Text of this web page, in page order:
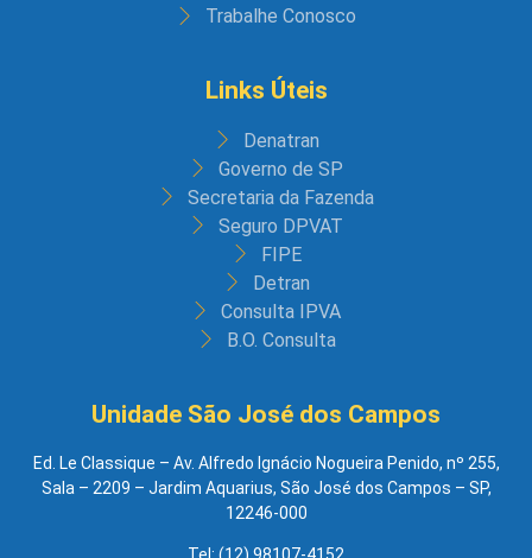
Trabalhe Conosco
Links Úteis
Denatran
Governo de SP
Secretaria da Fazenda
Seguro DPVAT
FIPE
Detran
Consulta IPVA
B.O. Consulta
Unidade São José dos Campos
Ed. Le Classique – Av. Alfredo Ignácio Nogueira Penido, nº 255,
Sala – 2209 – Jardim Aquarius, São José dos Campos – SP,
12246-000